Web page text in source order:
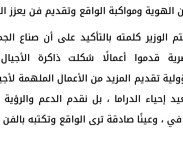
الهوية ومواكبة الواقع وتقديم فن يعزز
الوزير كلمته بالتأكيد على أن صناع
قدموا أعمالًا شكلت ذاكرة
تقديم المزيد من الأعمال الملهمة
إحياء الدراما ، بل نقدم الدعم
، وعينًا صادقة ترى الواقع وتكتبه